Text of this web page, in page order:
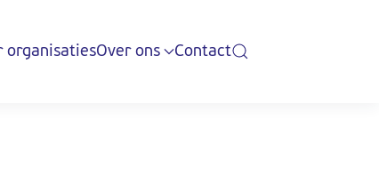
organisatiesOver ons Contact